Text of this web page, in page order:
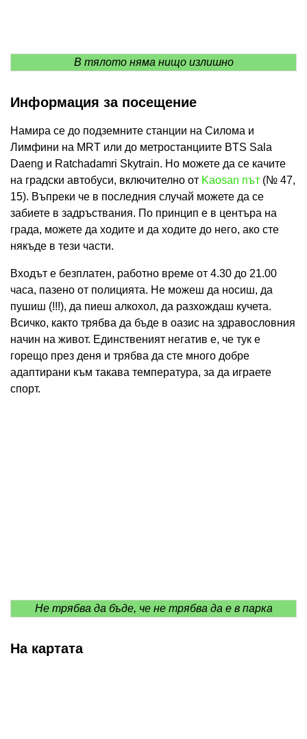
В тялото няма нищо излишно
Информация за посещение
Намира се до подземните станции на Силома и
Лимфини на MRT или до метростанциите BTS Sala
Daeng и Ratchadamri Skytrain. Но можете да се качите
на градски автобуси, включително от Kaosan път (№ 47,
15). Въпреки че в последния случай можете да се
забиете в задръствания. По принцип е в центъра на
града, можете да ходите и да ходите до него, ако сте
някъде в тези части.
Входът е безплатен, работно време от 4.30 до 21.00
часа, пазено от полицията. Не можеш да носиш, да
пушиш (!!!), да пиеш алкохол, да разхождаш кучета.
Всичко, както трябва да бъде в оазис на здравословния
начин на живот. Единственият негатив е, че тук е
горещо през деня и трябва да сте много добре
адаптирани към такава температура, за да играете
спорт.
Не трябва да бъде, че не трябва да е в парка
На картата